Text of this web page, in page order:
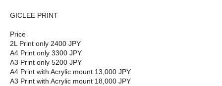
GICLEE PRINT
Price
2L Print only 2400 JPY
A4 Print only 3300 JPY
A3 Print only 5200 JPY
A4 Print with Acrylic mount 13,000 JPY
A3 Print with Acrylic mount 18,000 JPY